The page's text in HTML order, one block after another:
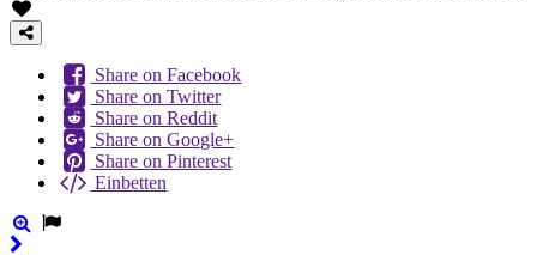
Share on Facebook
Share on Twitter
Share on Reddit
Share on Google+
Share on Pinterest
Einbetten